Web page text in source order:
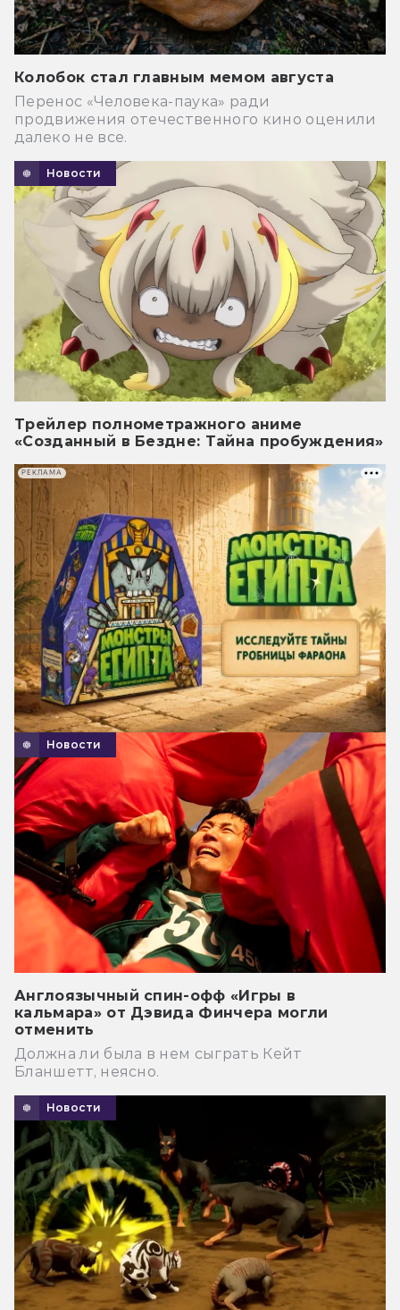
Колобок стал главным мемом августа
Перенос «Человека-паука» ради
продвижения отечественного кино оценили
далеко не все.
Новости
Трейлер полнометражного аниме
«Созданный в Бездне: Тайна пробуждения»
Новости
Англоязычный спин-офф «Игры в
кальмара» от Дэвида Финчера могли
отменить
Должна ли была в нем сыграть Кейт
Бланшетт, неясно.
Новости
РЕКЛАМА